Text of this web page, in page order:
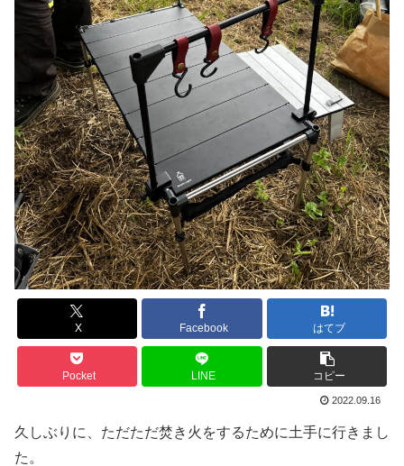
X Facebook はてブ
Pocket LINE コピー
2022.09.16
久しぶりに、ただただ焚き火をするために土手に行きまし
た。